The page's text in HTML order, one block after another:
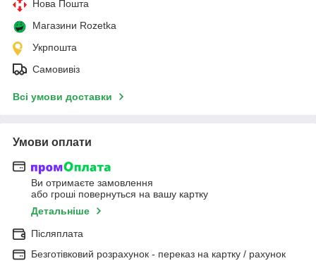
Нова Пошта
Магазини Rozetka
Укрпошта
Самовивіз
Всі умови доставки
Умови оплати
Ви отримаєте замовлення
або гроші повернуться на вашу картку
Детальніше
Післяплата
Безготівковий розрахунок - переказ на картку / рахунок